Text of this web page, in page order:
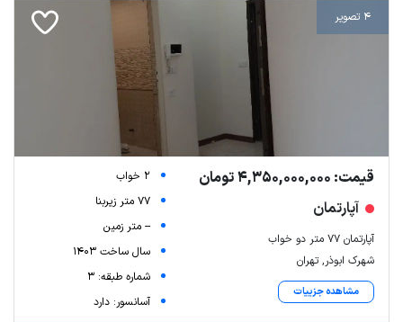
4 تصویر
قیمت: 4,350,000,000 تومان
آپارتمان
آپارتمان 77 متر دو خواب
شهرک ابوذر, تهران
مشاهده جزییات
2 خواب
77 متر زیربنا
-- متر زمین
سال ساخت 1403
شماره طبقه: 3
آسانسور: دارد